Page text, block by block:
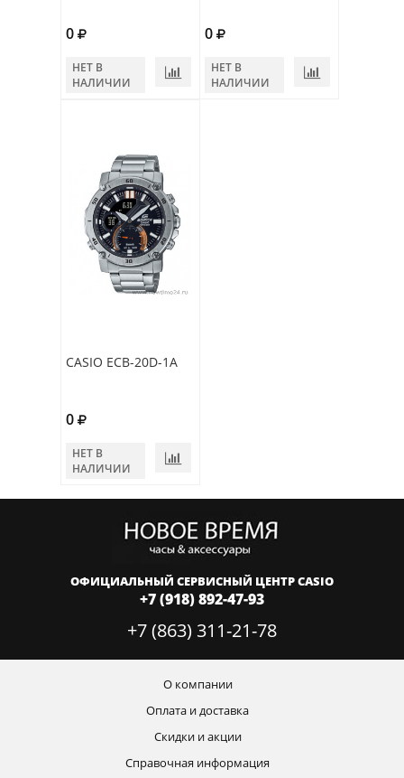
0
НЕТ В
НАЛИЧИИ
0
НЕТ В
НАЛИЧИИ
CASIO ECB-20D-1A
0
НЕТ В
НАЛИЧИИ
ОФИЦИАЛЬНЫЙ СЕРВИСНЫЙ ЦЕНТР CASIO
+7 (918) 892-47-93
+7 (863) 311-21-78
О компании
Оплата и доставка
Скидки и акции
Справочная информация